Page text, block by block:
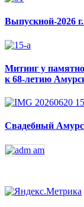
Выпускной-2026
Митинг у
к 68-летию
Свадебный